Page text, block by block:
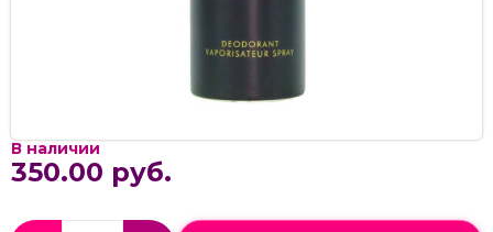
В наличии
350.00 руб.